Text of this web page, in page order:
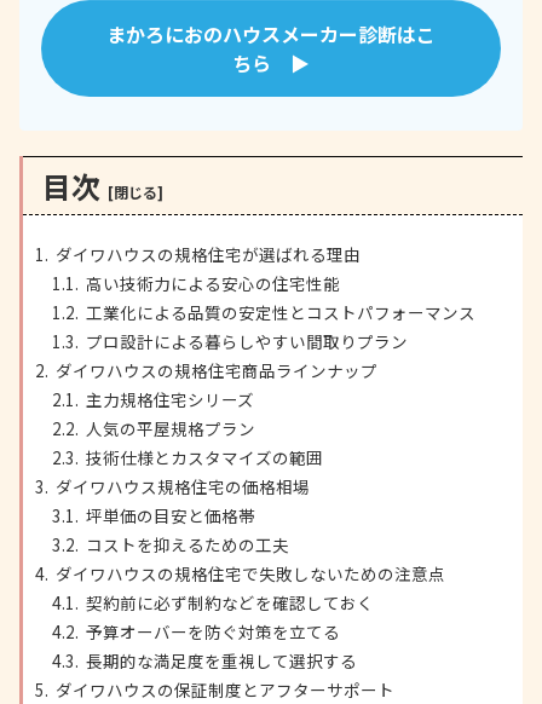
まかろにおのハウスメーカー診断はこ
ちら ▶
目次
ダイワハウスの規格住宅が選ばれる理由
高い技術力による安心の住宅性能
工業化による品質の安定性とコストパフォーマンス
プロ設計による暮らしやすい間取りプラン
ダイワハウスの規格住宅商品ラインナップ
主力規格住宅シリーズ
人気の平屋規格プラン
技術仕様とカスタマイズの範囲
ダイワハウス規格住宅の価格相場
坪単価の目安と価格帯
コストを抑えるための工夫
ダイワハウスの規格住宅で失敗しないための注意点
契約前に必ず制約などを確認しておく
予算オーバーを防ぐ対策を立てる
長期的な満足度を重視して選択する
ダイワハウスの保証制度とアフターサポート